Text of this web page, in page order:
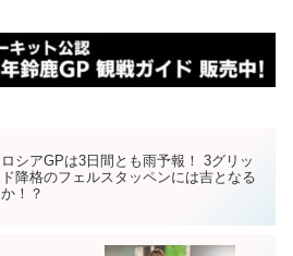
ロシアGPは3日間とも雨予報！ 3グリッ
ド降格のフェルスタッペンには吉となる
か！？